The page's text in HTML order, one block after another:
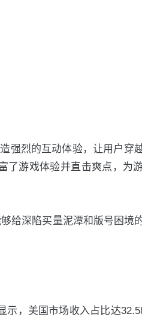
强烈的互动体验，让用户穿
了游戏体验并直击爽点，为
给深陷买量泥潭和版号困境
，美国市场收入占比达